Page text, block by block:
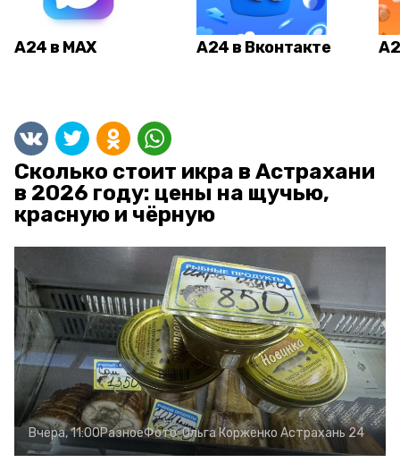
А24 в MAX А24 в Вконтакте
Сколько стоит икра в Астрахани
в 2026 году: цены на щучью,
красную и чёрную
Вчера, 11:00РазноеФото:Ольга Корженко Астрахань 24